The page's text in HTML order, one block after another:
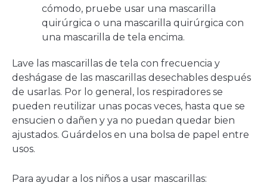
cómodo, pruebe usar una mascarilla
quirúrgica o una mascarilla quirúrgica con
una mascarilla de tela encima.
Lave las mascarillas de tela con frecuencia y
deshágase de las mascarillas desechables después
de usarlas. Por lo general, los respiradores se
pueden reutilizar unas pocas veces, hasta que se
ensucien o dañen y ya no puedan quedar bien
ajustados. Guárdelos en una bolsa de papel entre
usos.
Para ayudar a los niños a usar mascarillas: